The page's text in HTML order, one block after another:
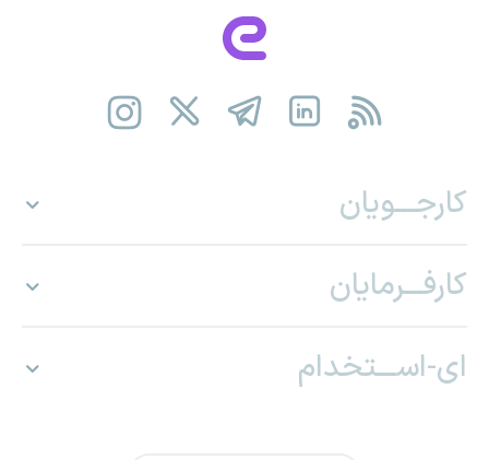
کارجـــویان
کارفـــرمایان
ای-اســـتخدام